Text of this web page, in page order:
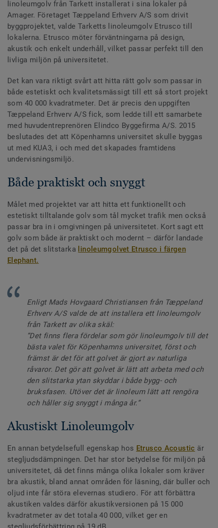
linoleumgolv från Tarkett installerat i sina lokaler på
Amager. Företaget Tæppeland Erhverv A/S som drivit
byggprojektet, valde Tarketts linoleumgolv Etrusco till
lokalerna. Etrusco möter förväntningarna på design,
akustik och enkelt underhåll, vilket passar perfekt till den
livliga miljön på universitetet.
Det kan vara riktigt svårt att hitta rätt golv som passar in
både estetiskt och kvalitetsmässigt till ett så stort projekt
som 40 000 kvadratmeter. Det är precis den uppgiften
Tæppeland Erhverv A/S fick, som ledde till ett samarbete
med huvudentreprenören Elindco Byggefirma A/S. 2015
beslutades det att Köpenhamns universitet skulle byggas
ut med KUA3, i och med det skapades framtidens
undervisningsmiljö.
Både praktiskt och snyggt
Målet med projektet var att hitta ett funktionellt och
estetiskt tilltalande golv som tål mycket trafik men också
passar bra in i omgivningen på universitetet. Kort sagt ett
golv som både är praktiskt och modernt – därför landade
det på det slitstarka
linoleumgolvet Etrusco i färgen
Elephant.
Enligt Mads Hovgaard Christiansen från Tæppeland
Erhverv A/S valde de att installera ett linoleumgolv
från Tarkett av olika skäl:
”Det finns flera fördelar som gör linoleumgolv till det
bästa valet för Köpenhamns universitet, först och
främst är det för att golvet är gjort av naturliga
råvaror. Det gör att golvet är lätt att arbeta med och
den slitstarka ytan skyddar i både bygg- och
bruksfasen. Utöver det är linoleum lätt att rengöra
och håller sig snyggt i många år.”
Akustiskt Linoleumgolv
En annan betydelsefull egenskap hos Etrusco Acoustic är
stegljudsdämpningen. Det har stor betydelse för miljön på
universitetet, då det finns många olika lokaler som kräver
bra akustik, bland annat områden för läsning, där buller och
oljud inte får störa elevernas studiero. För att förbättra
akustiken valdes därför akustikversionen på 15 000
kvadratmeter av det totala 40 000, vilket ger en